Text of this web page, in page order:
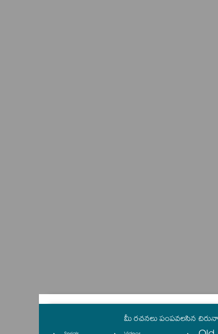
మీ రచనలు పంపవలసిన